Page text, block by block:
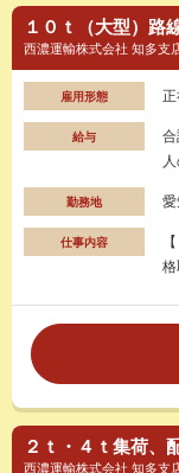
１０ｔ（大型）路
西濃運輸株式会社 知多支
雇用形態
給与
勤務地
仕事内容
２ｔ・４ｔ集荷、
西濃運輸株式会社 知多支